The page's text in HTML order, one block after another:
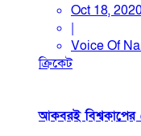
Oct 18, 2020
|
Voice Of
ক্রিকেট
আকবরই বিশ্বকাপের